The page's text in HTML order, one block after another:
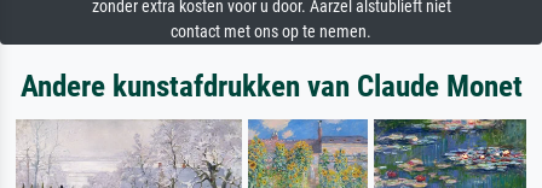
zonder extra kosten voor u door. Aarzel alstublieft niet
contact met ons op te nemen.
Andere kunstafdrukken van Claude Monet